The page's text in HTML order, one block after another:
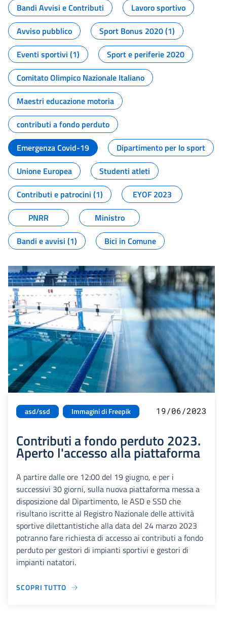
Bandi Avvisi e Contributi
Lavoro sportivo
Avviso pubblico
Sport Bonus 2020 (1)
Eventi sportivi (1)
Sport e periferie 2020
Comitato Olimpico Nazionale Italiano
Maestri educazione motoria
contributi a fondo perduto
Emergenza Covid-19
Dipartimento per lo sport
Unione Europea
Studenti atleti
Contributi e patrocini (1)
EYOF 2023
PNRR
Ministro
Bandi e avvisi (1)
Bici in Comune
asd/ssd Immagini di Freepik 19/06/2023
Contributi a fondo perduto 2023.
Aperto l'accesso alla piattaforma
A partire dalle ore 12:00 del 19 giugno, e per i
successivi 30 giorni, sulla nuova piattaforma messa a
disposizione dal Dipartimento, le ASD e SSD che
risultano iscritte al Registro Nazionale delle attività
sportive dilettantistiche alla data del 24 marzo 2023
potranno fare richiesta di accesso ai contributi a fondo
perduto per gestori di impianti sportivi e gestori di
impianti natatori.
SCOPRI TUTTO